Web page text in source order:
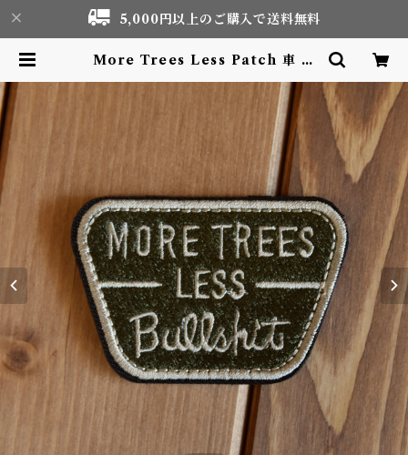
5,000円以上のご購入で送料無料
More Trees Less Patch 車 ワ
& Outdoor Adventure Touris